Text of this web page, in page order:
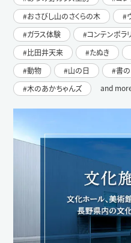
おさびし山のさくらの木
ガラス体験
コンテンポラ
比田井天来
たぬき
動物
山の日
書
木のあかちゃんズ
and